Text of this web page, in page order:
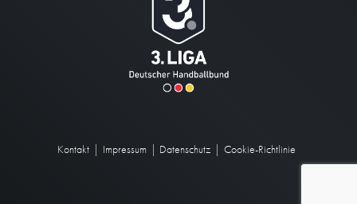
Kontakt Impressum Datenschutz Cookie-Richtlinie